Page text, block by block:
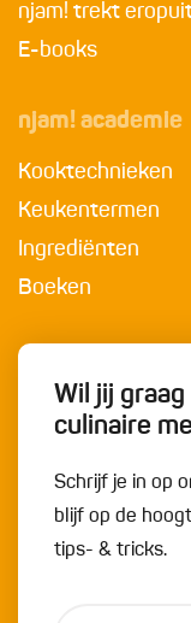
njam! trekt
E-books
njam! academie
Kooktechnieken
Keukentermen
Ingrediënten
Boeken
Wil jij
culinaire
Schrijf je in op
blijf op de
tips- & tricks.